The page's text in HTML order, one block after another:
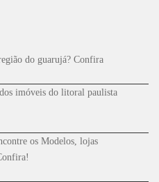
do guarujá? Confira
imóveis do litoral paulista
os Modelos, lojas